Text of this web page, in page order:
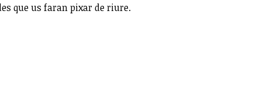
que us faran pixar de riure.